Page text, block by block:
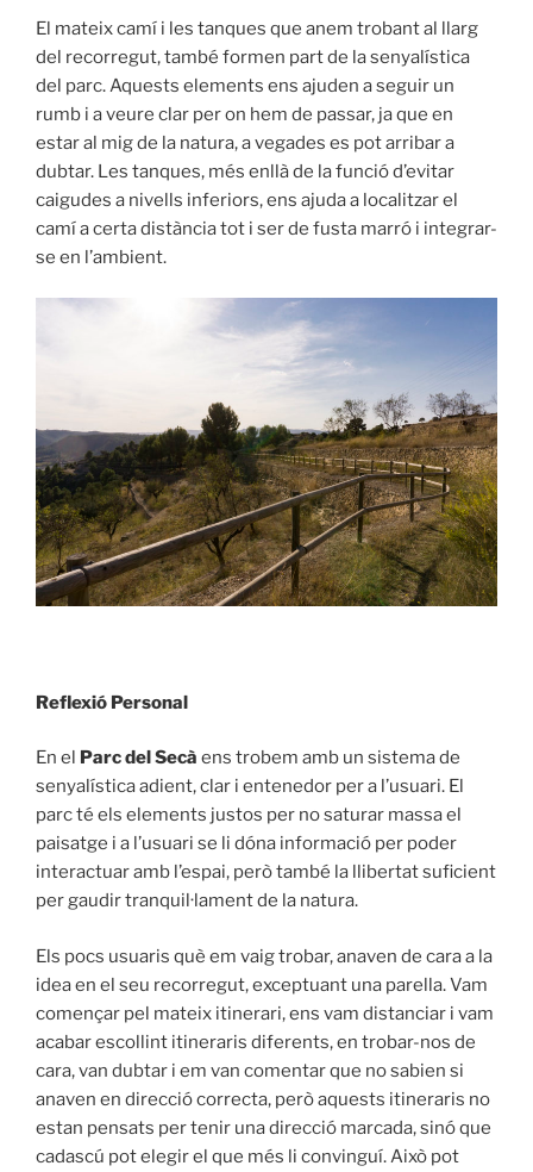
El mateix camí i les tanques que anem trobant al llarg
del recorregut, també formen part de la senyalística
del parc. Aquests elements ens ajuden a seguir un
rumb i a veure clar per on hem de passar, ja que en
estar al mig de la natura, a vegades es pot arribar a
dubtar. Les tanques, més enllà de la funció d’evitar
caigudes a nivells inferiors, ens ajuda a localitzar el
camí a certa distància tot i ser de fusta marró i integrar-
se en l’ambient.
Reflexió Personal
En el Parc del Secà ens trobem amb un sistema de
senyalística adient, clar i entenedor per a l’usuari. El
parc té els elements justos per no saturar massa el
paisatge i a l’usuari se li dóna informació per poder
interactuar amb l’espai, però també la llibertat suficient
per gaudir tranquil·lament de la natura.
Els pocs usuaris què em vaig trobar, anaven de cara a la
idea en el seu recorregut, exceptuant una parella. Vam
començar pel mateix itinerari, ens vam distanciar i vam
acabar escollint itineraris diferents, en trobar-nos de
cara, van dubtar i em van comentar que no sabien si
anaven en direcció correcta, però aquests itineraris no
estan pensats per tenir una direcció marcada, sinó que
cadascú pot elegir el que més li convinguí. Això pot